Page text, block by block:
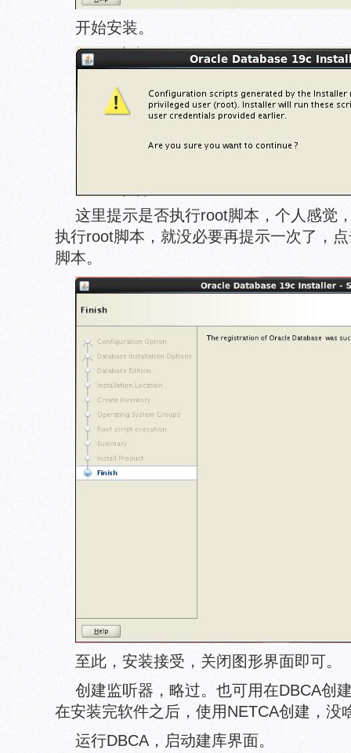
开始安装。
这里提示是否执行root脚本，个人感觉
执行root脚本，就没必要再提示一次了，
脚本。
至此，安装接受，关闭图形界面即可。
创建监听器，略过。也可用在DBCA创
在安装完软件之后，使用NETCA创建，没
运行DBCA，启动建库界面。